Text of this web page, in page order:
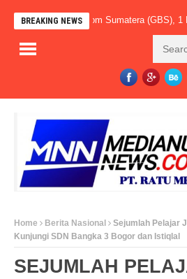
BREAKING NEWS
Blossom Sumatera (GBS), 1 Korban
Home Berita Nasional
Sejumlah Pelajar
Kunjungi SDN Bangka 3 Bogor dan Istiqlal
SEJUMLAH